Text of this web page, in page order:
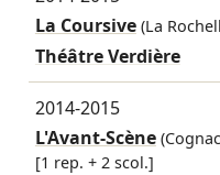
La Coursive(La
Théâtre Verdière
2014-2015
L'Avant-Scène
[1 rep. + 2 scol.]